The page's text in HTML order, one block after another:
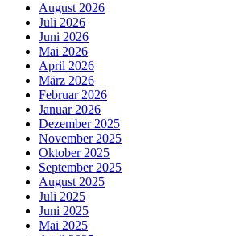
August 2026
Juli 2026
Juni 2026
Mai 2026
April 2026
März 2026
Februar 2026
Januar 2026
Dezember 2025
November 2025
Oktober 2025
September 2025
August 2025
Juli 2025
Juni 2025
Mai 2025